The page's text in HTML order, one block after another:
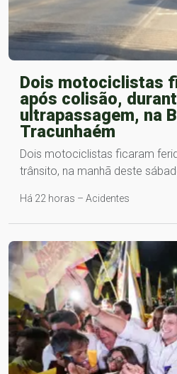
Dois motociclistas
após colisão,
ultrapassagem, na
Tracunhaém
Dois motociclistas ficaram
trânsito, na manhã deste
Há 22 horas – Acidentes